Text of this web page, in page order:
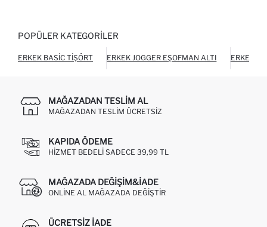
POPÜLER KATEGORILER
ERKEK BASIC TIŞÖRT ERKEK JOGGER EŞOFMAN ALTI ERKEK
MAĞAZADAN TESLIM AL
MAĞAZADAN TESLIM ÜCRETSIZ
KAPIDA ÖDEME
HIZMET BEDELI SADECE 39,99 TL
MAĞAZADA DEĞIŞIM&İADE
ONLINE AL MAĞAZADA DEĞIŞTIR
ÜCRETSIZ IADE